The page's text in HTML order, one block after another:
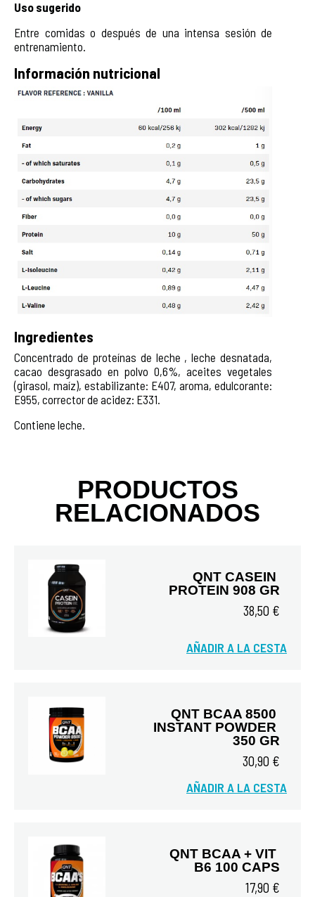
Uso sugerido
Entre comidas o después de una intensa sesión de
entrenamiento.
Información nutricional
Ingredientes
Concentrado de proteínas de leche , leche desnatada,
cacao desgrasado en polvo 0,6%, aceites vegetales
(girasol, maíz), estabilizante: E407, aroma, edulcorante:
E955, corrector de acidez: E331.
Contiene leche.
PRODUCTOS
RELACIONADOS
QNT CASEIN
PROTEIN 908 GR
38,50 €
AÑADIR A LA CESTA
QNT BCAA 8500
INSTANT POWDER
350 GR
30,90 €
AÑADIR A LA CESTA
QNT BCAA + VIT
B6 100 CAPS
17,90 €